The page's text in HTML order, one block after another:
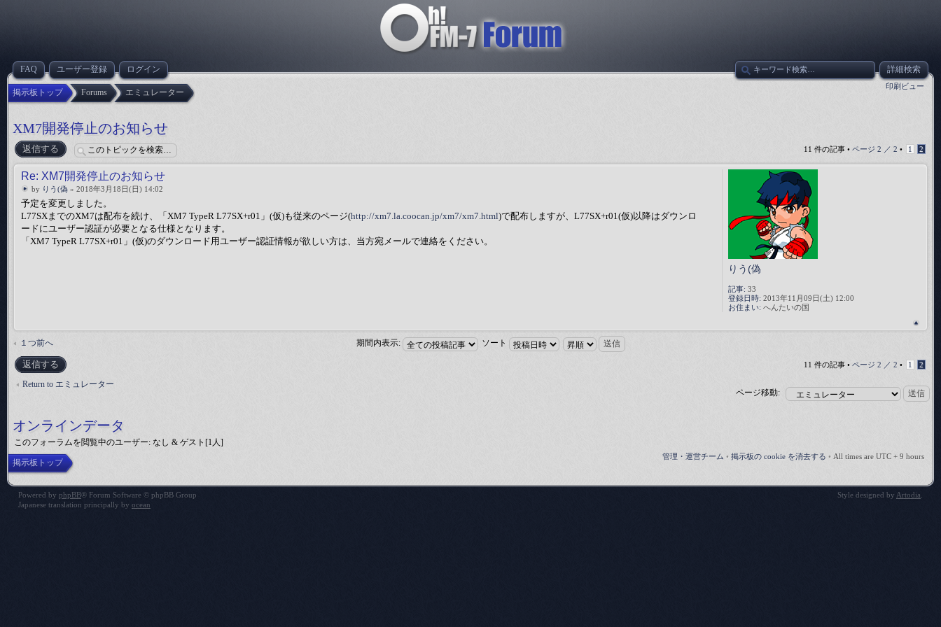
FAQ ユーザー登録 ログイン 詳細検索
印刷ビュー
掲示板トップ Forums エミュレーター
XM7開発停止のお知らせ
返信する 11 件の記事 • ページ 2 ／ 2 • 1 2
Re: XM7開発停止のお知らせ
by りう(偽 » 2018年3月18日(日) 14:02
予定を変更しました。
L77SXまでのXM7は配布を続け、「XM7 TypeR L77SX+r01」(仮)も従来のページ(http://xm7.la.coocan.jp/xm7/xm7.html)で配布しますが、L77SX+r01(仮)以降はダウンロ
ードにユーザー認証が必要となる仕様となります。
「XM7 TypeR L77SX+r01」(仮)のダウンロード用ユーザー認証情報が欲しい方は、当方宛メールで連絡をください。
りう(偽
記事: 33
登録日時: 2013年11月09日(土) 12:00
お住まい: へんたいの国
１つ前へ 期間内表示: ソート
返信する 11 件の記事 • ページ 2 ／ 2 • 1 2
Return to エミュレーター
ページ移動:
オンラインデータ
このフォーラムを閲覧中のユーザー: なし & ゲスト[1人]
管理・運営チーム • 掲示板の cookie を消去する • All times are UTC + 9 hours
掲示板トップ
Powered by phpBB® Forum Software © phpBB Group
Japanese translation principally by ocean
Style designed by Artodia